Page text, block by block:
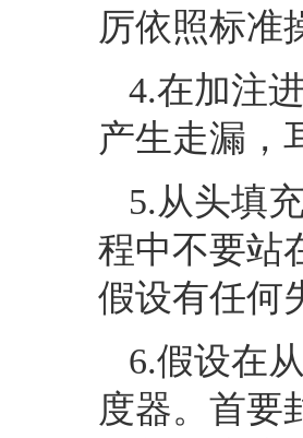
厉依照标准
4.在加注
产生走漏
5.从头填
程中不要站
假设有任何
6.假设在
度器。首要